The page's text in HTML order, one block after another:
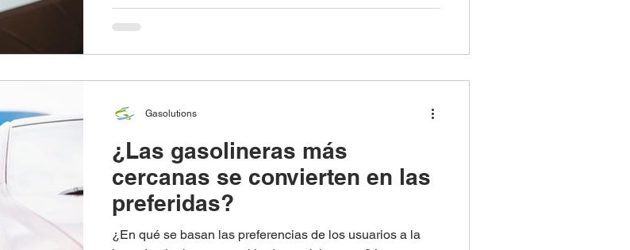
¿Las gasolineras más
cercanas se convierten en las
preferidas?
¿En qué se basan las preferencias de los usuarios a la
Gasolutions